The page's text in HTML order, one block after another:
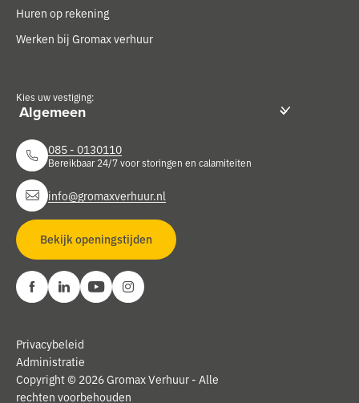
Huren op rekening
Werken bij Gromax verhuur
Kies uw vestiging:
085 - 0130110
Bereikbaar 24/7 voor storingen en calamiteiten
info@gromaxverhuur.nl
Bekijk openingstijden
Copyright © 2026 Gromax Verhuur - Alle
rechten voorbehouden
Privacybeleid
Administratie